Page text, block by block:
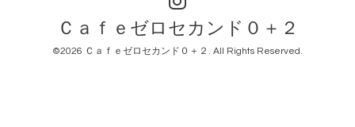
Ｃａｆｅゼロセカンド０＋２
©2026 Ｃａｆｅゼロセカンド０＋２ . All Rights Reserved.